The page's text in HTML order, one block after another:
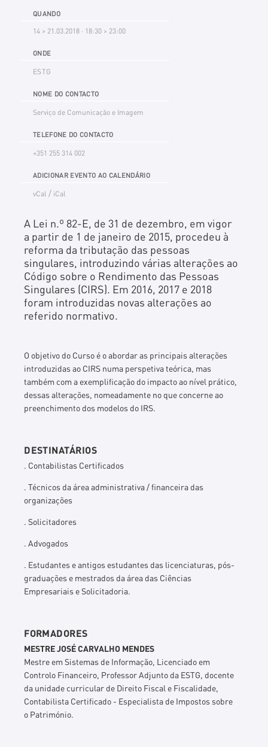
QUANDO
14 > 21.03.2018 · 18:30 > 23:00
ONDE
ESTG
NOME DO CONTACTO
Serviço de Comunicação e Imagem
TELEFONE DO CONTACTO
+351 255 314 002
ADICIONAR EVENTO AO CALENDÁRIO
vCal / iCal
A Lei n.º 82-E, de 31 de dezembro, em vigor
a partir de 1 de janeiro de 2015, procedeu à
reforma da tributação das pessoas
singulares, introduzindo várias alterações ao
Código sobre o Rendimento das Pessoas
Singulares (CIRS). Em 2016, 2017 e 2018
foram introduzidas novas alterações ao
referido normativo.
O objetivo do Curso é o abordar as principais alterações
introduzidas ao CIRS numa perspetivateórica, mas
também com a exemplificação do impacto ao nível prático,
dessas alterações, nomeadamente no que concerne ao
preenchimento dos modelos do IRS.
DESTINATÁRIOS
. Contabilistas Certificados
. Técnicos da área administrativa / financeira das
organizações
. Solicitadores
. Advogados
. Estudantes e antigos estudantes das licenciaturas, pós-
graduações e mestrados da área das Ciências
Empresariais e Solicitadoria.
FORMADORES
MESTRE JOSÉ CARVALHO MENDES
Mestre em Sistemas de Informação, Licenciado em
Controlo Financeiro, Professor Adjunto da ESTG, docente
da unidade curricular de Direito Fiscal e Fiscalidade,
Contabilista Certificado - Especialista de Impostos sobre
o Património.